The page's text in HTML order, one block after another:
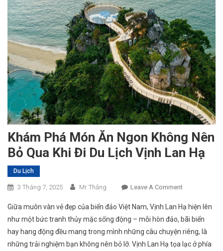
Khám Phá Món Ăn Ngon Không Nên
Bỏ Qua Khi Đi Du Lịch Vịnh Lan Hạ
Du Lịch
3 Tháng 7, 2025 Mr Thắng Leave A CommentOn
Phá
Món
Ăn
Ngon
Giữa muôn vàn vẻ đẹp của biển đảo Việt Nam, Vịnh Lan Hạ hiện lên
như một bức tranh thủy mặc sống động – mỗi hòn đảo, bãi biển
hay hang động đều mang trong mình những câu chuyện riêng, là
những trải nghiệm bạn không nên bỏ lỡ. Vịnh Lan Hạ tọa lạc ở phía